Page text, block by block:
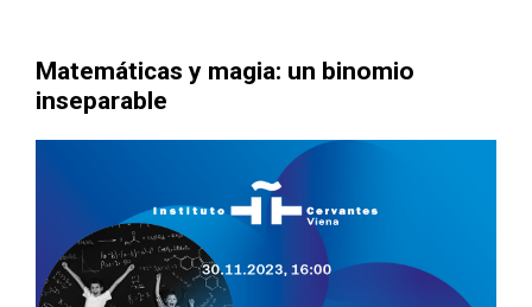
Matemáticas y magia: un binomio
inseparable